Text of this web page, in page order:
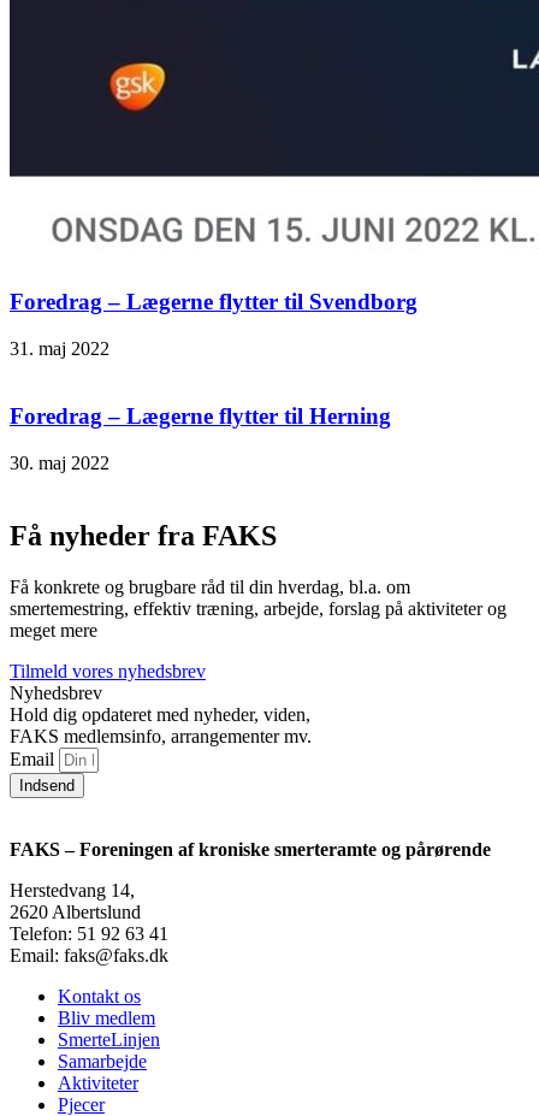
Foredrag – Lægerne flytter til Svendborg
31. maj 2022
Foredrag – Lægerne flytter til Herning
30. maj 2022
Få nyheder fra FAKS
Få konkrete og brugbare råd til din hverdag, bl.a. om
smertemestring, effektiv træning, arbejde, forslag på aktiviteter og
meget mere
Tilmeld vores nyhedsbrev
Nyhedsbrev
Hold dig opdateret med nyheder, viden,
FAKS medlemsinfo, arrangementer mv.
Email
Indsend
FAKS – Foreningen af kroniske smerteramte og pårørende
Herstedvang 14,
2620 Albertslund
Telefon: 51 92 63 41
Email: faks@faks.dk
Kontakt os
Bliv medlem
SmerteLinjen
Samarbejde
Aktiviteter
Pjecer